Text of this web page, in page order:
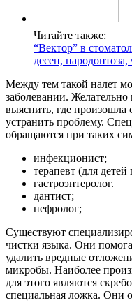
Читайте также:
“Вектор” в
десен,
Между тем такой налет
заболевании. Желательно
выяснить, где
устранить проблему.
обращаются при таких
инфекционист;
терапевт (для детей
гастроэнтеролог.
дантист;
нефролог;
Существуют
чистки языка. Они
удалить вредные
микробы. Наиболее
для этого являются
специальная ложка. Они